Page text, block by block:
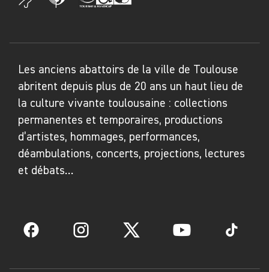
Les anciens abattoirs de la ville de Toulouse
abritent depuis plus de 20 ans un haut lieu de
la culture vivante toulousaine : collections
permanentes et temporaires, productions
d’artistes, hommages, performances,
déambulations, concerts, projections, lectures
et débats…
Facebook Instagram Twitter YouTube TikTok